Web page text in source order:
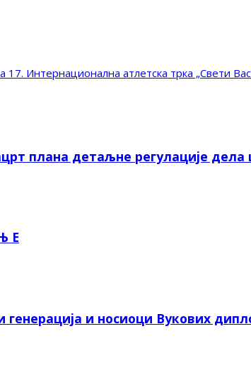
17. Интернационална атлетска трка „Свети
плана детаљне регулације
Е
генерација и носиоци Вукових